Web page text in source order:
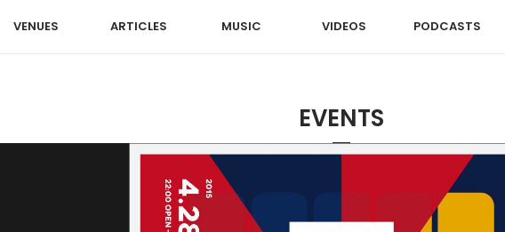
VENUES ARTICLES MUSIC VIDEOS PODCASTS
EVENTS